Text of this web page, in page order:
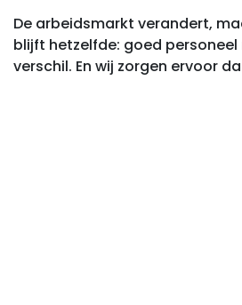
De arbeidsmarkt verandert,
blijft hetzelfde: goed
verschil. En wij zorgen ervoor